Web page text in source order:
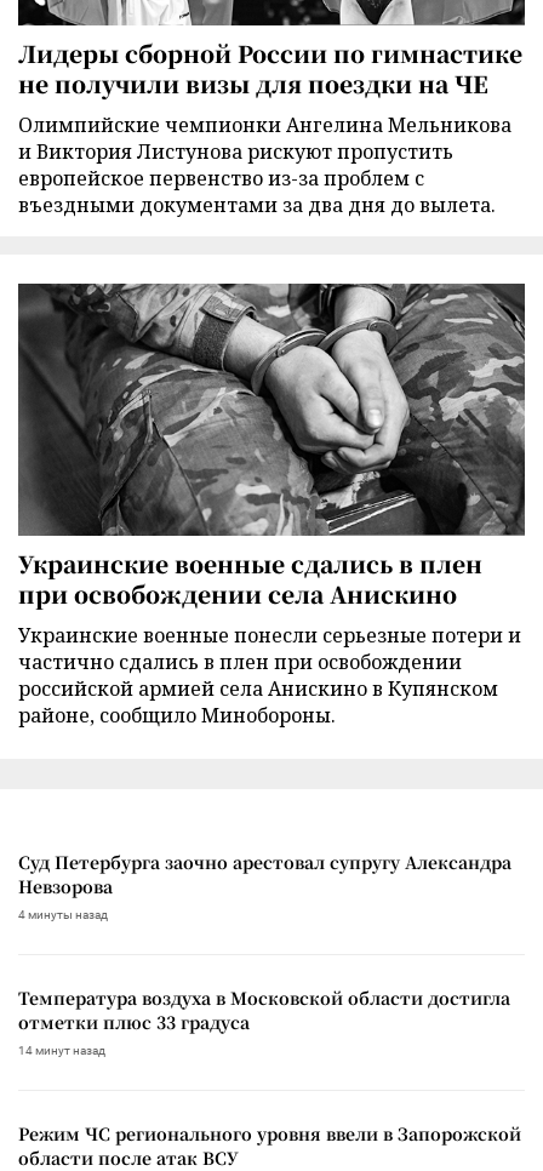
Лидеры сборной России по гимнастике
не получили визы для поездки на ЧЕ
Олимпийские чемпионки Ангелина Мельникова
и Виктория Листунова рискуют пропустить
европейское первенство из-за проблем с
въездными документами за два дня до вылета.
Украинские военные сдались в плен
при освобождении села Анискино
Украинские военные понесли серьезные потери и
частично сдались в плен при освобождении
российской армией села Анискино в Купянском
районе, сообщило Минобороны.
Суд Петербурга заочно арестовал супругу Александра
Невзорова
4 минуты назад
Температура воздуха в Московской области достигла
отметки плюс 33 градуса
14 минут назад
Режим ЧС регионального уровня ввели в Запорожской
области после атак ВСУ